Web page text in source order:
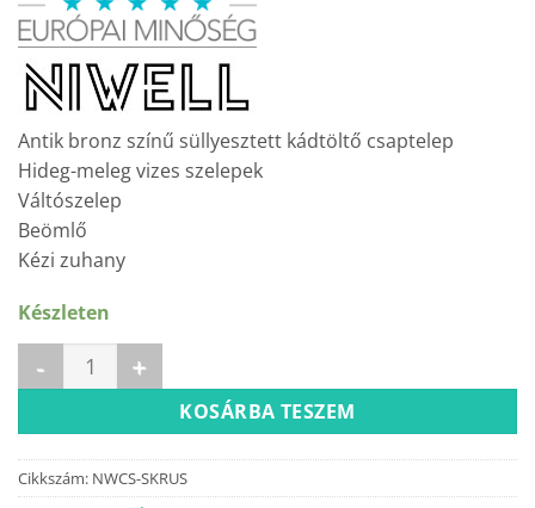
Antik bronz színű süllyesztett kádtöltő csaptelep
Hideg-meleg vizes szelepek
Váltószelep
Beömlő
Kézi zuhany
Készleten
RUSTIC süllyesztett kádtöltő csaptelep (30331-5) mennyiség
KOSÁRBA TESZEM
Cikkszám: NWCS-SKRUS